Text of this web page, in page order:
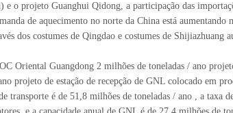
e o projeto Guanghui Qidong, a participação das
de aquecimento no norte da China está
dos costumes de Qingdao e costumes de Shijiazhuang
Oriental Guangdong 2 milhões de toneladas / ano
projeto de estação de recepção de GNL colocado em
transporte é de 51,8 milhões de toneladas / ano , a